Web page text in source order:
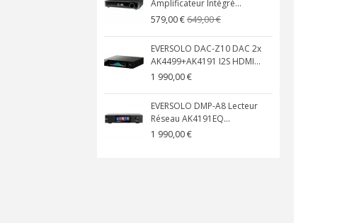
Amplificateur Intégré...
579,00 €649,00 €
EVERSOLO DAC-Z10 DAC 2x
AK4499+AK4191 I2S HDMI...
1 990,00 €
EVERSOLO DMP-A8 Lecteur
Réseau AK4191EQ...
1 990,00 €